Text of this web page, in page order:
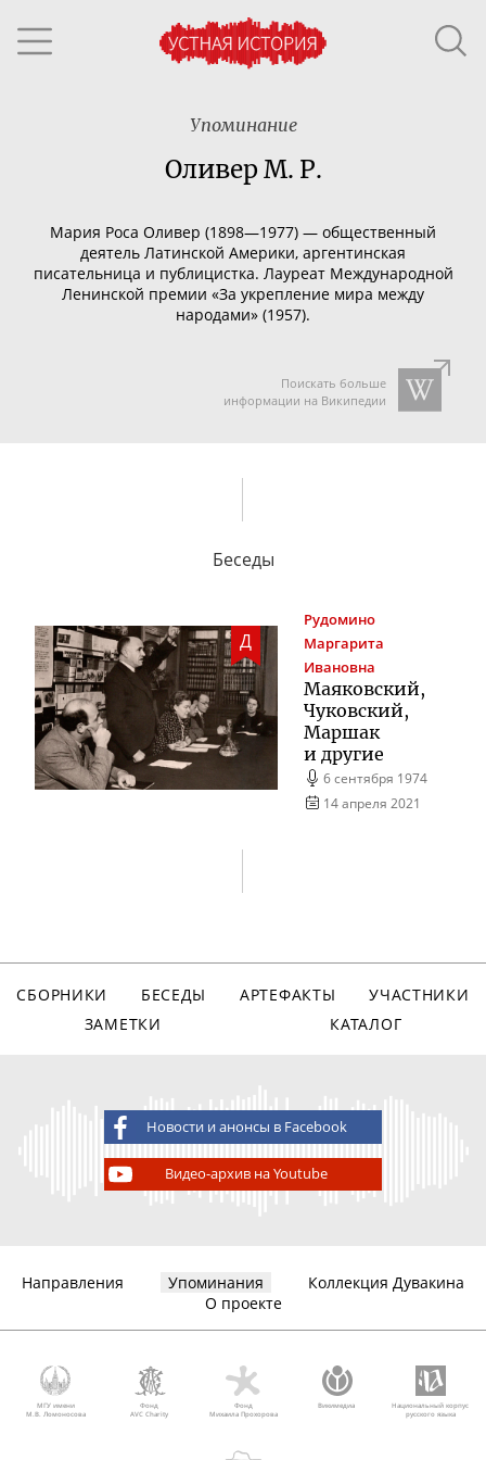
Упоминание
Оливер М. Р.
Мария Роса Оливер (1898—1977) — общественный
деятель Латинской Америки, аргентинская
писательница и публицистка. Лауреат Международной
Ленинской премии «За укрепление мира между
народами» (1957).
Поискать больше
информации на Википедии
Беседы
Д
Рудомино
Маргарита
Ивановна
Маяковский,
Чуковский,
Маршак
и другие
6 сентября 1974
14 апреля 2021
СБОРНИКИ БЕСЕДЫ АРТЕФАКТЫ
УЧАСТНИКИ
ЗАМЕТКИ
КАТАЛОГ
Новости и анонсы в Facebook
Видео-архив на Youtube
Направления Упоминания
Коллекция Дувакина
О проекте
МГУ имени
М.В. Ломоносова
Фонд
AVC Charity
Фонд
Михаила Прохорова
Викимедиа
Национальный корпус
русского языка